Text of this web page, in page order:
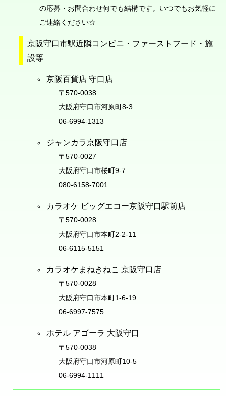
の応募・お問合わせ何でも結構です。いつでもお気軽に
ご連絡ください☆
京阪守口市駅近隣コンビニ・ファーストフード・施
設等
京阪百貨店 守口店
〒570-0038
大阪府守口市河原町8-3
06-6994-1313
ジャンカラ京阪守口店
〒570-0027
大阪府守口市桜町9-7
080-6158-7001
カラオケ ビッグエコー京阪守口駅前店
〒570-0028
大阪府守口市本町2-2-11
06-6115-5151
カラオケまねきねこ 京阪守口店
〒570-0028
大阪府守口市本町1-6-19
06-6997-7575
ホテル アゴーラ 大阪守口
〒570-0038
大阪府守口市河原町10-5
06-6994-1111